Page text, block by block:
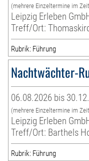
(mehrere Einzeltermine im
Leipzig Erleben
Treff/Ort:
Rubrik: Führung
Nachtwächter-
06.08.2026 bis
(mehrere Einzeltermine im
Leipzig Erleben
Treff/Ort: Barthels
Rubrik: Führung